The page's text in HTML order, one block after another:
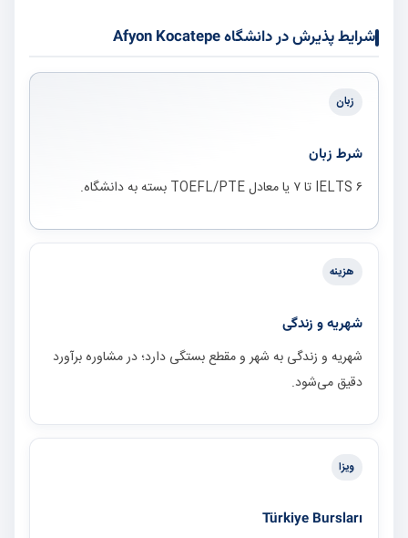
شرایط پذیرش در دانشگاه Afyon Kocatepe
زبان
شرط زبان
IELTS ۶ تا ۷ یا معادل TOEFL/PTE بسته به دانشگاه.
هزینه
شهریه و زندگی
شهریه و زندگی به شهر و مقطع بستگی دارد؛ در مشاوره برآورد
دقیق می‌شود.
ویزا
Türkiye Bursları